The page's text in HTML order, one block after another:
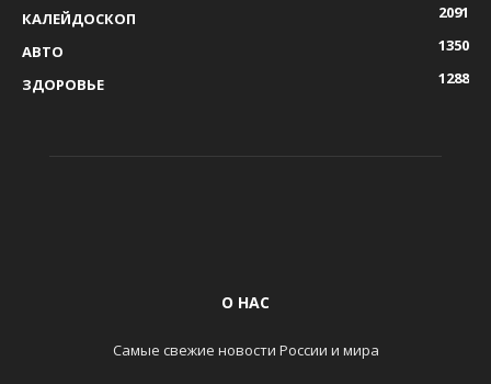
КАЛЕЙДОСКОП
2091
АВТО
1350
ЗДОРОВЬЕ
1288
О НАС
Самые свежие новости России и мира